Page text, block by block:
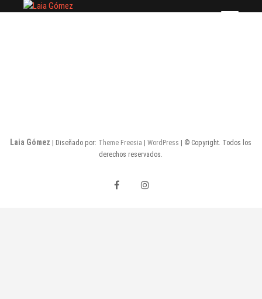
Laia Gómez
FASHION STYLIST
Laia Gómez | Diseñado por: Theme Freesia |WordPress
| © Copyright. Todos los
derechos reservados.
facebookinstagram